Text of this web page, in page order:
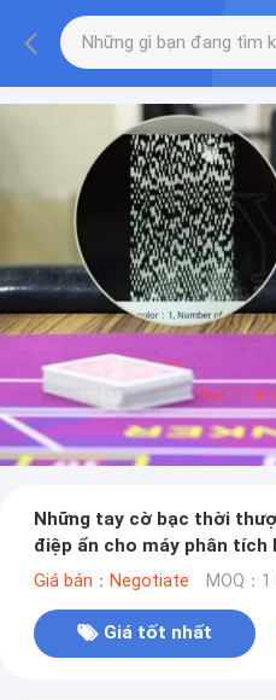
Những tay cờ bạc thời
điệp ẩn cho máy phân tích
Giá bán：Negotiate MOQ：1
Giá tốt nhất